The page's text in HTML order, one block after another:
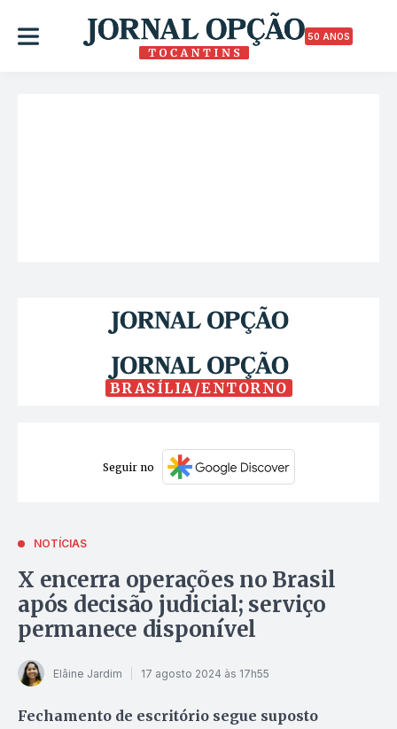
50 ANOS
BRASÍLIA/ENTORNO
Seguir no
NOTÍCIAS
X encerra operações no Brasil
após decisão judicial; serviço
permanece disponível
Elâine Jardim 17 agosto 2024 às 17h55
Fechamento de escritório segue suposto